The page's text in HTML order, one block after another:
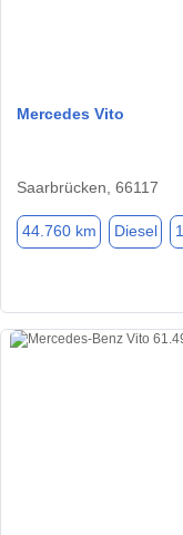
Mercedes Vito
Saarbrücken, 66117
44.760 km Diesel